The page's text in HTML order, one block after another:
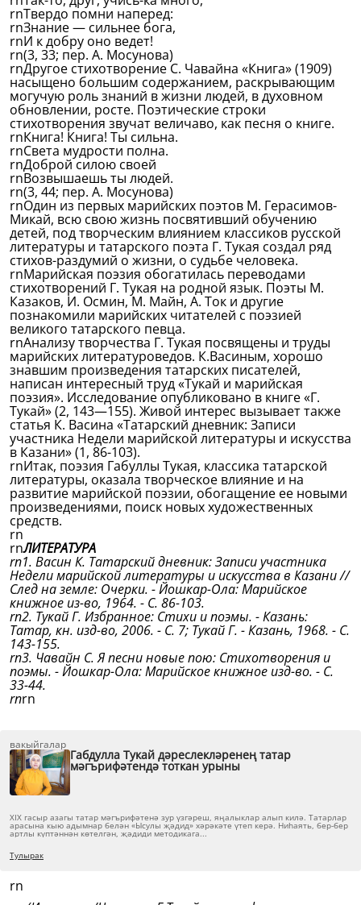
rnТвердо помни наперед:
rnЗнание — сильнее бога,
rnИ к добру оно ведет!
rn(3, 33; пер. А. Мосунова)
rnДругое стихотворение С. Чавайна «Книга» (1909)
насыщено большим содержанием, раскрывающим
могучую роль знаний в жизни людей, в духовном
обновлении, росте. Поэтические строки
стихотворения звучат величаво, как песня о книге.
rnКнига! Книга! Ты сильна.
rnСвета мудрости полна.
rnДоброй силою своей
rnВозвышаешь ты людей.
rn(3, 44; пер. А. Мосунова)
rnОдин из первых марийских поэтов М. Герасимов-
Микай, всю свою жизнь посвятивший обучению
детей, под творческим влиянием классиков русской
литературы и татарского поэта Г. Тукая создал ряд
стихов-раздумий о жизни, о судьбе человека.
rnМарийская поэзия обогатилась переводами
стихотворений Г. Тукая на родной язык. Поэты М.
Казаков, И. Осмин, М. Майн, А. Ток и другие
познакомили марийских читателей с поэзией
великого татарского певца.
rnАнализу творчества Г. Тукая посвящены и труды
марийских литературоведов. К.Васиным, хорошо
знавшим произведения татарских писателей,
написан интересный труд «Тукай и марийская
поэзия». Исследование опубликовано в книге «Г.
Тукай» (2, 143—155). Живой интерес вызывает также
статья К. Васина «Татарский дневник: Записи
участника Недели марийской литературы и искусства
в Казани» (1, 86-103).
rnИтак, поэзия Габуллы Тукая, классика татарской
литературы, оказала творческое влияние и на
развитие марийской поэзии, обогащение ее новыми
произведениями, поиск новых художественных
средств.
rn
rnЛИТЕРАТУРА
rn1. Васин К. Татарский дневник: Записи участника
Недели марийской литературы и искусства в Казани //
След на земле: Очерки. - Йошкар-Ола: Марийское
книжное из-во, 1964. - С. 86-103.
rn2. Тукай Г. Избранное: Стихи и поэмы. - Казань:
Татар, кн. изд-во, 2006. - С. 7; Тукай Г. - Казань, 1968. - С.
143-155.
rn3. Чавайн С. Я песни новые пою: Стихотворения и
поэмы. - Йошкар-Ола: Марийское книжное изд-во. - С.
33-44.
rnrn
вакыйгалар
Габдулла Тукай дәреслекләренең татар
мәгърифәтендә тоткан урыны
XIX гасыр азагы татар мәгърифәтенә зур үзгәреш, яңалыклар алып килә. Татарлар
арасына кыю адымнар белән «Ысулы җәдид» хәрәкәте үтеп керә. Ниһаять, бер-бер
артлы күптәннән кө­телгән, җәдиди методикага...
Тулырак
rn